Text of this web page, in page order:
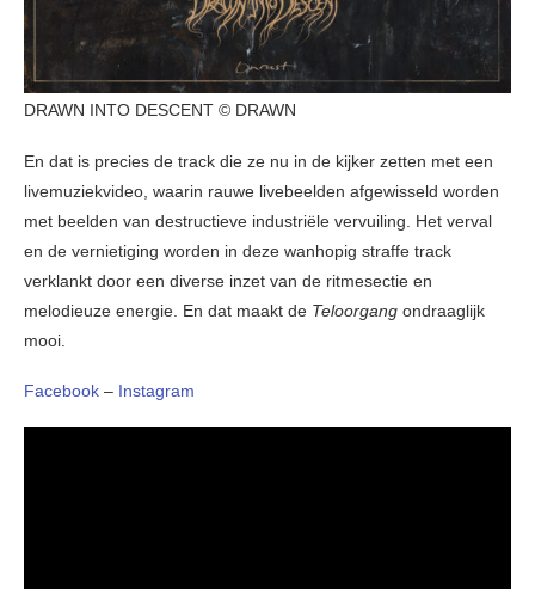
DRAWN INTO DESCENT © DRAWN
En dat is precies de track die ze nu in de kijker zetten met een
livemuziekvideo, waarin rauwe livebeelden afgewisseld worden
met beelden van destructieve industriële vervuiling. Het verval
en de vernietiging worden in deze wanhopig straffe track
verklankt door een diverse inzet van de ritmesectie en
melodieuze energie. En dat maakt de Teloorgang ondraaglijk
mooi.
Facebook – Instagram